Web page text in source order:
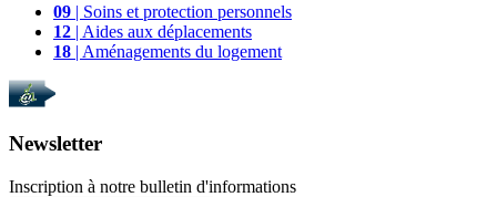
09 | Soins et protection personnels
12 | Aides aux déplacements
18 | Aménagements du logement
Newsletter
Inscription à notre bulletin d'informations